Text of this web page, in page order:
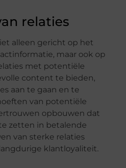
relaties
alleen gericht op het
maar ook op
met potentiële
content te bieden,
aan te gaan en te
van potentiële
opbouwen dat
zetten in betalende
van sterke relaties
klantloyaliteit.